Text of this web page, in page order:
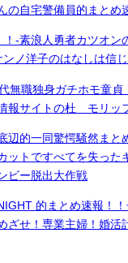
の自宅警備員的まとめ
！-素浪人勇者カツオン
ノ洋子のはなしは信
職独身ガチホモ童貞
報サイトの杜 モリッ
辺的一同驚愕騒然まと
ットですべてを失った
ビー脱出大作戦
的まとめ速報！
ざせ！専業主婦！婚活